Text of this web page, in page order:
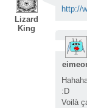
Lizard
King
http://
:D
Voilà